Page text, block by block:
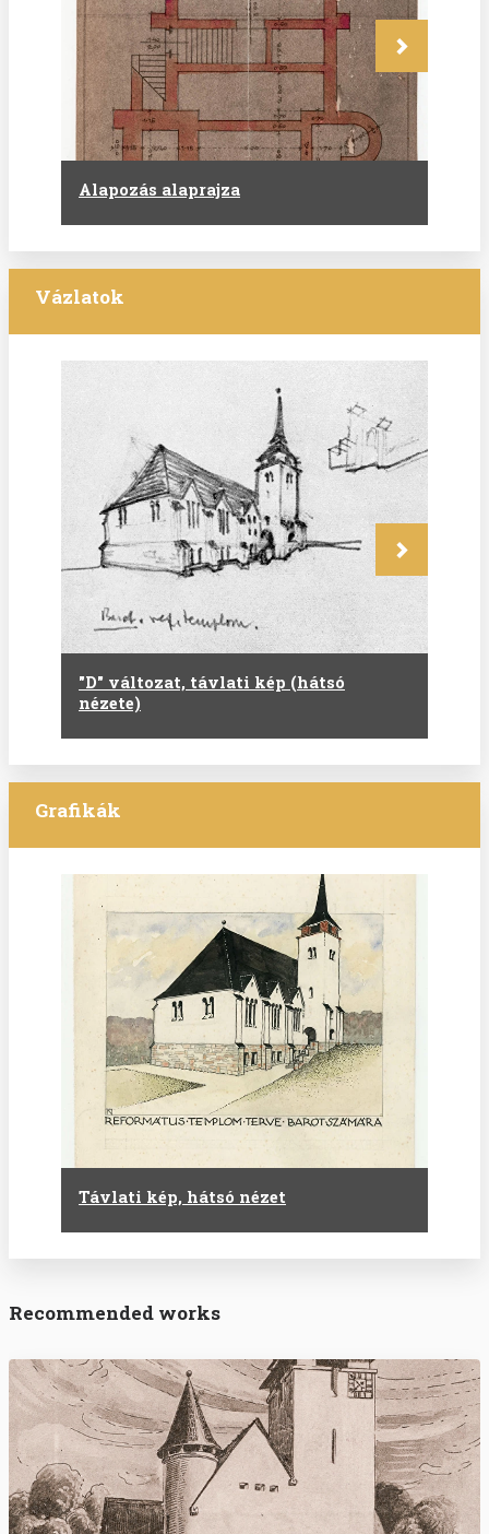
Alapozás alaprajza
Következő
Vázlatok
"D" változat, távlati kép (hátsó
nézete)
Következő
Grafikák
Távlati kép, hátsó nézet
Recommended works